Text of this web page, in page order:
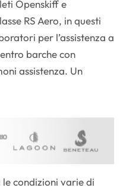
Openskiff e
RS Aero, in questi
per l’assistenza a
barche con
assistenza. Un
condizioni varie di